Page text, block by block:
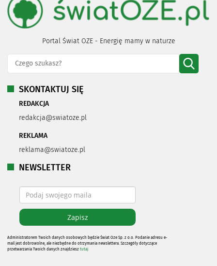
Portal Świat OZE - Energię mamy w naturze
SKONTAKTUJ SIĘ
REDAKCJA
redakcja@swiatoze.pl
REKLAMA
reklama@swiatoze.pl
NEWSLETTER
Administratorem Twoich danych osobowych będzie Świat Oze Sp. z o.o. Podanie adresu e-
mail jest dobrowolne, ale niezbędne do otrzymania newslettera. Szczegóły dotyczące
przetwarzania Twoich danych znajdziesz tutaj